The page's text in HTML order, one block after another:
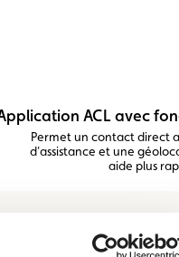
ACL avec
Permet un contact direct
d'assistance et une
aide plus